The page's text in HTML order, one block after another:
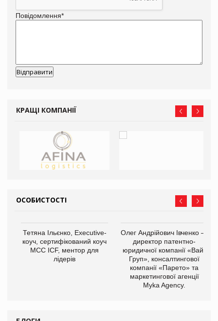
Повідомлення*
КРАЩІ КОМПАНІЇ
ОСОБИСТОСТІ
Тетяна Ільєнко, Executive-
коуч, сертифікований коуч
МСС ICF, ментор для
лідерів
Олег Андрійович Івченко —
директор патентно-
юридичної компанії «Вайз
Груп», консалтингової
компанії «Парето» та
маркетингової агенції
Myka Agency.